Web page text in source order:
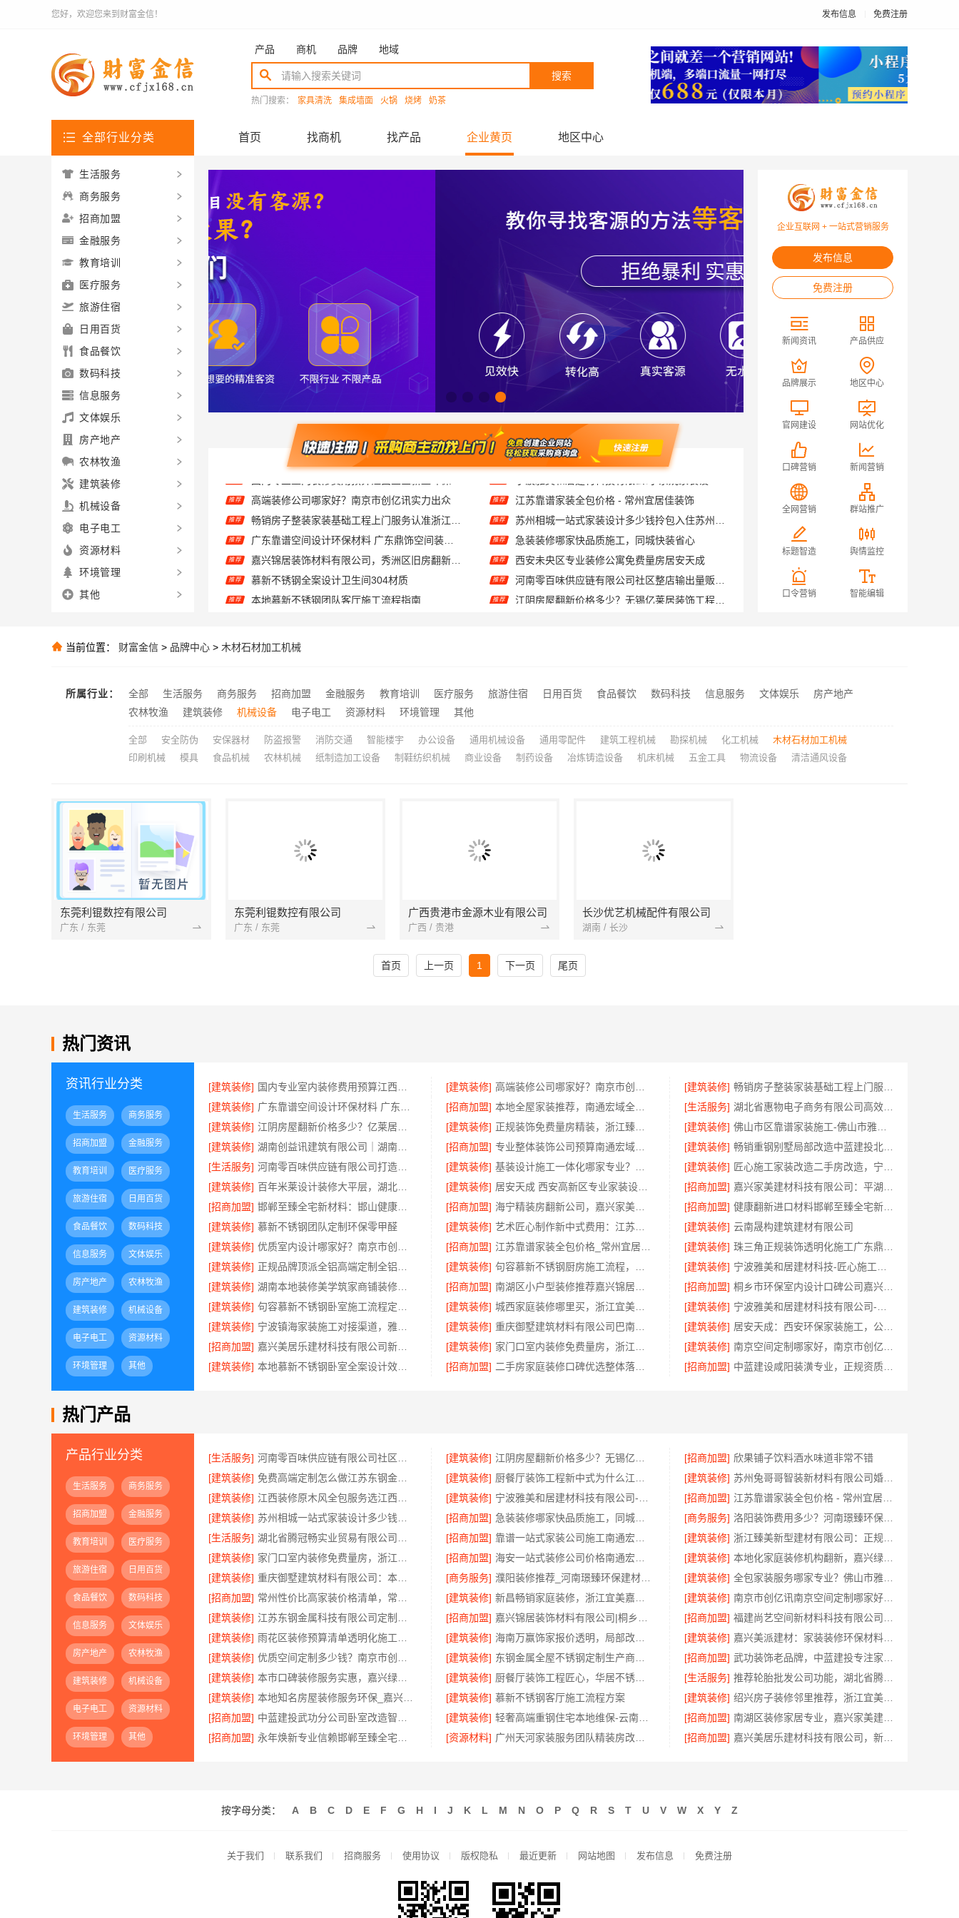
您好，欢迎您来到财富金信！ 发布信息 免费注册
产品 商机 品牌 地域
搜索
热门搜索： 家具清洗 集成墙面 火锅 烧烤 奶茶
全部行业分类 首页 找商机 找产品 企业黄页 地区中心
推荐 高端装修公司哪家好？南京市创亿讯实力出众
推荐
推荐 广东靠谱空间设计环保材料 广东鼎饰空间装饰工程有限公司
推荐 嘉兴锦居装饰材料有限公司，秀洲区旧房翻新室内设计哪家好
推荐 慕新不锈钢全案设计卫生间304材质
推荐 本地慕新不锈钢团队客厅施工流程指南
华居不锈钢蚀刻工艺，南山装饰更出众
推荐
欣果铺子 享受到一站式购物乐趣
推荐 国内专业室内装修费用预算江西圣匠新型环保
推荐 江苏靠谱家装全包价格 - 常州宜居佳装饰
推荐
推荐 急装装修哪家快品质施工，同城快装省心
推荐 西安未央区专业装修公寓免费量房居安天成
推荐
推荐 江阴房屋翻新价格多少？无锡亿莱居装饰工程材料有限公司全流程品控
欣果铺子饮料酒水味道非常不错
江西装修原木风全包服务选江西尚宅尚品新型环保材料有限公司
企业互联网 + 一站式营销服务
发布信息
免费注册
新闻资讯 产品供应
品牌展示 地区中心
官网建设 网站优化
口碑营销 新闻营销
全网营销 群站推广
标题智造 舆情监控
口令营销 智能编辑
生活服务
商务服务
招商加盟
金融服务
教育培训
医疗服务
旅游住宿
日用百货
食品餐饮
数码科技
信息服务
文体娱乐
房产地产
农林牧渔
建筑装修
机械设备
电子电工
资源材料
环境管理
其他
当前位置： 财富金信 > 品牌中心 > 木材石材加工机械
所属行业： 全部 生活服务 商务服务 招商加盟 金融服务 教育培训 医疗服务 旅游住宿 日用百货 食品餐饮 数码科技 信息服务 文体娱乐
房产地产
农林牧渔
建筑装修 机械设备 电子电工 资源材料 环境管理 其他
全部 安全防伪 安保器材 防盗报警 消防交通 智能楼宇 办公设备 通用机械设备 通用零配件 建筑工程机械 勘探机械 化工机械
木材石材加工机械
印刷机械
模具 食品机械 农林机械 纸制造加工设备 制鞋纺织机械 商业设备 制药设备 冶炼铸造设备 机床机械 五金工具 物流设备 清洁通风设备
东莞利锟数控有限公司
广东 / 东莞
东莞利锟数控有限公司
广东 / 东莞
广西贵港市金源木业有限公司
广西 / 贵港
长沙优艺机械配件有限公司
湖南 / 长沙
首页 上一页 1 下一页 尾页
热门资讯
资讯行业分类
生活服务 商务服务
招商加盟 金融服务
教育培训 医疗服务
旅游住宿 日用百货
食品餐饮 数码科技
信息服务 文体娱乐
房产地产 农林牧渔
建筑装修 机械设备
电子电工 资源材料
环境管理 其他
[建筑装修] [建筑装修] [建筑装修]
[建筑装修]
[招商加盟] [生活服务]
湖北省惠物电子商务有限公司高效生鲜食品服务商价格
[建筑装修]
[建筑装修] [建筑装修]
佛山市区靠谱家装施工-佛山市雅居美家建筑装饰工程有限公司
[建筑装修]
[招商加盟] [建筑装修]
畅销重钢别墅局部改造中蓝建投北京建设有限公司四川
[生活服务]
[建筑装修] [建筑装修]
[建筑装修]
[建筑装修] [招商加盟]
[招商加盟]
[招商加盟] [招商加盟]
健康翻新进口材料邯郸至臻全宅新材料有限公司
[建筑装修] 慕新不锈钢团队定制环保零甲醛 [建筑装修] [建筑装修] 云南晟构建筑建材有限公司
[建筑装修]
[招商加盟] [建筑装修]
[建筑装修]
[建筑装修] [建筑装修]
[建筑装修]
[招商加盟] [招商加盟]
桐乡市环保室内设计口碑公司嘉兴锦居装饰材料有限公司
[建筑装修]
[建筑装修] [建筑装修]
[建筑装修]
[建筑装修] [建筑装修]
居安天成：西安环保家装施工，公寓自有施工队
[招商加盟]
[建筑装修] [建筑装修]
[建筑装修]
[招商加盟] [招商加盟] 中蓝建设咸阳装潢专业，正规资质有保障
热门产品
产品行业分类
生活服务 商务服务
招商加盟 金融服务
教育培训 医疗服务
旅游住宿 日用百货
食品餐饮 数码科技
信息服务 文体娱乐
房产地产 农林牧渔
建筑装修 机械设备
电子电工 资源材料
环境管理 其他
[生活服务] [建筑装修] [招商加盟] 欣果铺子饮料酒水味道非常不错
[建筑装修]
[建筑装修] [建筑装修]
苏州兔哥哥智装新材料有限公司婚房设计施工一体化
[建筑装修]
[建筑装修] [招商加盟]
[建筑装修]
[招商加盟] [商务服务]
洛阳装饰费用多少？河南璟臻环保建材有限公司透明报价
[生活服务]
[招商加盟] [建筑装修]
[建筑装修]
[招商加盟] [建筑装修]
本地化家庭装修机构翻新，嘉兴绿色之家建材科技有限公司
[建筑装修]
[商务服务] [建筑装修]
全包家装服务哪家专业？佛山市雅居美家装饰源头工厂直供服务
[招商加盟]
[建筑装修] [建筑装修]
南京市创亿讯南京空间定制哪家好，环保全包首选
[建筑装修]
[招商加盟] [招商加盟]
[建筑装修]
[建筑装修] [建筑装修]
嘉兴美派建材：家装装修环保材料靠谱商家
[建筑装修]
[建筑装修] [招商加盟]
[建筑装修]
[建筑装修] [生活服务]
推荐轮胎批发公司功能，湖北省腾冠畅实业贸易有限公司全链路服务
[建筑装修]
[建筑装修] 慕新不锈钢客厅施工流程方案 [建筑装修]
绍兴房子装修邻里推荐，浙江宜美嘉装饰
[招商加盟]
[建筑装修] [招商加盟]
南湖区装修家居专业，嘉兴家美建材科技推荐
[招商加盟]
[资源材料] [招商加盟] 嘉兴美居乐建材科技有限公司，新房装修预约上门
按字母分类： A B C D E F G H I J K L M N O P Q R S T U V W X Y Z
关于我们 联系我们 招商服务 使用协议 版权隐私 最近更新 网站地图 发布信息 免费注册